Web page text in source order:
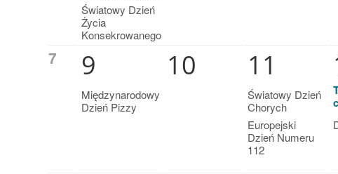
Światowy Dzień
Życia
Konsekrowanego
7 9
Międzynarodowy
Dzień Pizzy
10 11
Światowy Dzień
Chorych
Europejski
Dzień Numeru
112